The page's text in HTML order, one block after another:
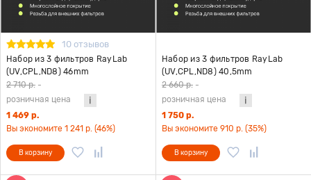
10 отзывов
Набор из 3 фильтров RayLab
(UV,CPL,ND8) 46mm
2 710 р. -
розничная цена
1 469 р.
Вы экономите 1 241 р. (46%)
В корзину
Набор из 3 фильтров RayLab
(UV,CPL,ND8) 40,5mm
2 660 р. -
розничная цена
1 750 р.
Вы экономите 910 р. (35%)
В корзину